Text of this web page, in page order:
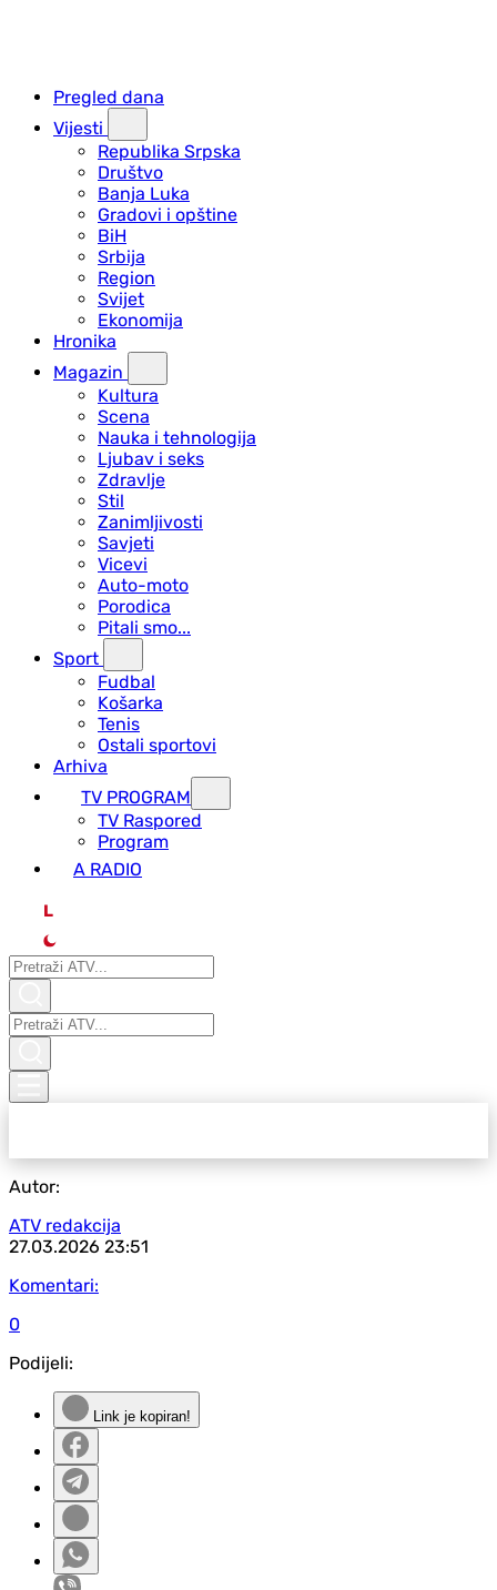
Pregled dana
Vijesti
Republika Srpska
Društvo
Banja Luka
Gradovi i opštine
BiH
Srbija
Region
Svijet
Ekonomija
Hronika
Magazin
Kultura
Scena
Nauka i tehnologija
Ljubav i seks
Zdravlje
Stil
Zanimljivosti
Savjeti
Vicevi
Auto-moto
Porodica
Pitali smo...
Sport
Fudbal
Košarka
Tenis
Ostali sportovi
Arhiva
TV PROGRAM
ТV Raspored
Program
A RADIO
L
Autor:
ATV redakcija
27.03.2026 23:51
Komentari:
0
Podijeli:
Link je kopiran!